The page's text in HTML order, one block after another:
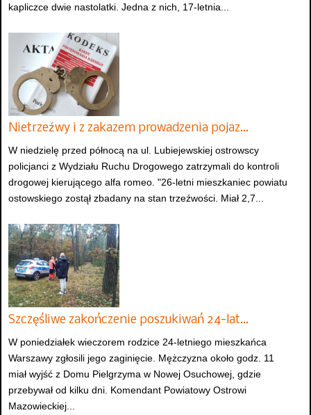
kapliczce dwie nastolatki. Jedna z nich, 17-letnia...
Nietrzeźwy i z zakazem prowadzenia pojaz…
W niedzielę przed północą na ul. Lubiejewskiej ostrowscy
policjanci z Wydziału Ruchu Drogowego zatrzymali do kontroli
drogowej kierującego alfa romeo. "26-letni mieszkaniec powiatu
ostowskiego zostął zbadany na stan trzeźwości. Miał 2,7...
Szczęśliwe zakończenie poszukiwań 24-lat…
W poniedziałek wieczorem rodzice 24-letniego mieszkańca
Warszawy zgłosili jego zaginięcie. Mężczyzna około godz. 11
miał wyjść z Domu Pielgrzyma w Nowej Osuchowej, gdzie
przebywał od kilku dni. Komendant Powiatowy Ostrowi
Mazowieckiej...